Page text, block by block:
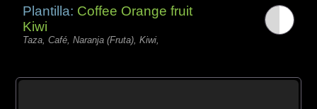
Plantilla: Coffee Orange fruit
Kiwi
Taza, Café, Naranja (Fruta), Kiwi,